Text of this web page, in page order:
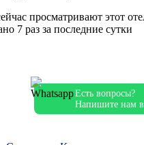
просматривают этот
7 раз за последние сутки
Есть вопросы?
Напишите нам